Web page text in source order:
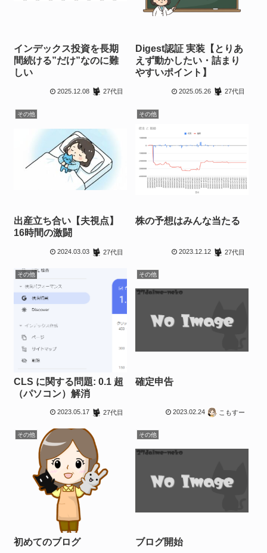
インデックス投資を長期
間続ける”だけ”なのに難
しい
2025.12.08 27代目
Digest認証 実装【とりあ
えず動かしたい・詰まり
やすいポイント】
2025.05.26 27代目
その他
出産立ち合い【夫視点】
16時間の激闘
2024.03.03 27代目
その他
株の予想はみんな当たる
2023.12.12 27代目
その他
CLS に関する問題: 0.1 超
（パソコン）解消
2023.05.17 27代目
その他
確定申告
2023.02.24 こもすー
その他
初めてのブログ
その他
ブログ開始